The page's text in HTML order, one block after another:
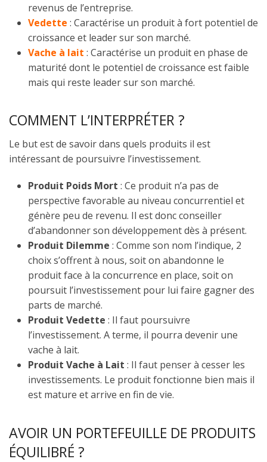
revenus de l’entreprise.
Vedette : Caractérise un produit à fort potentiel de
croissance et leader sur son marché.
Vache à lait : Caractérise un produit en phase de
maturité dont le potentiel de croissance est faible
mais qui reste leader sur son marché.
COMMENT L’INTERPRÉTER ?
Le but est de savoir dans quels produits il est
intéressant de poursuivre l’investissement.
Produit Poids Mort : Ce produit n’a pas de
perspective favorable au niveau concurrentiel et
génère peu de revenu. Il est donc conseiller
d’abandonner son développement dès à présent.
Produit Dilemme : Comme son nom l’indique, 2
choix s’offrent à nous, soit on abandonne le
produit face à la concurrence en place, soit on
poursuit l’investissement pour lui faire gagner des
parts de marché.
Produit Vedette : Il faut poursuivre
l’investissement. A terme, il pourra devenir une
vache à lait.
Produit Vache à Lait : Il faut penser à cesser les
investissements. Le produit fonctionne bien mais il
est mature et arrive en fin de vie.
AVOIR UN PORTEFEUILLE DE PRODUITS
ÉQUILIBRÉ ?